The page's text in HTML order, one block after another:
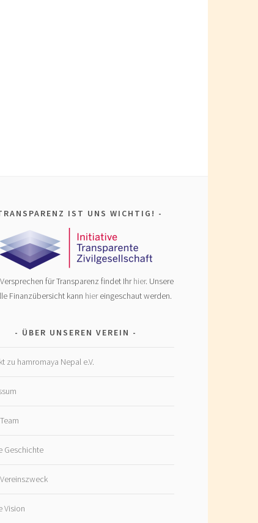
IST UNS WICHTIG!
für Transparenz findet Ihrhier. Unsere
Finanzübersicht kann hiereingeschaut werden.
ÜBER UNSEREN VEREIN
zu hamromaya Nepal e.V.
Geschichte
Vision